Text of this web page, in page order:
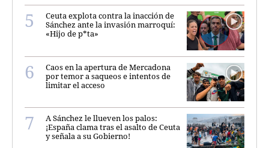
Ceuta explota contra la inacción de
Sánchez ante la invasión marroquí:
«Hijo de p*ta»
Caos en la apertura de Mercadona
por temor a saqueos e intentos de
limitar el acceso
A Sánchez le llueven los palos:
¡España clama tras el asalto de Ceuta
y señala a su Gobierno!